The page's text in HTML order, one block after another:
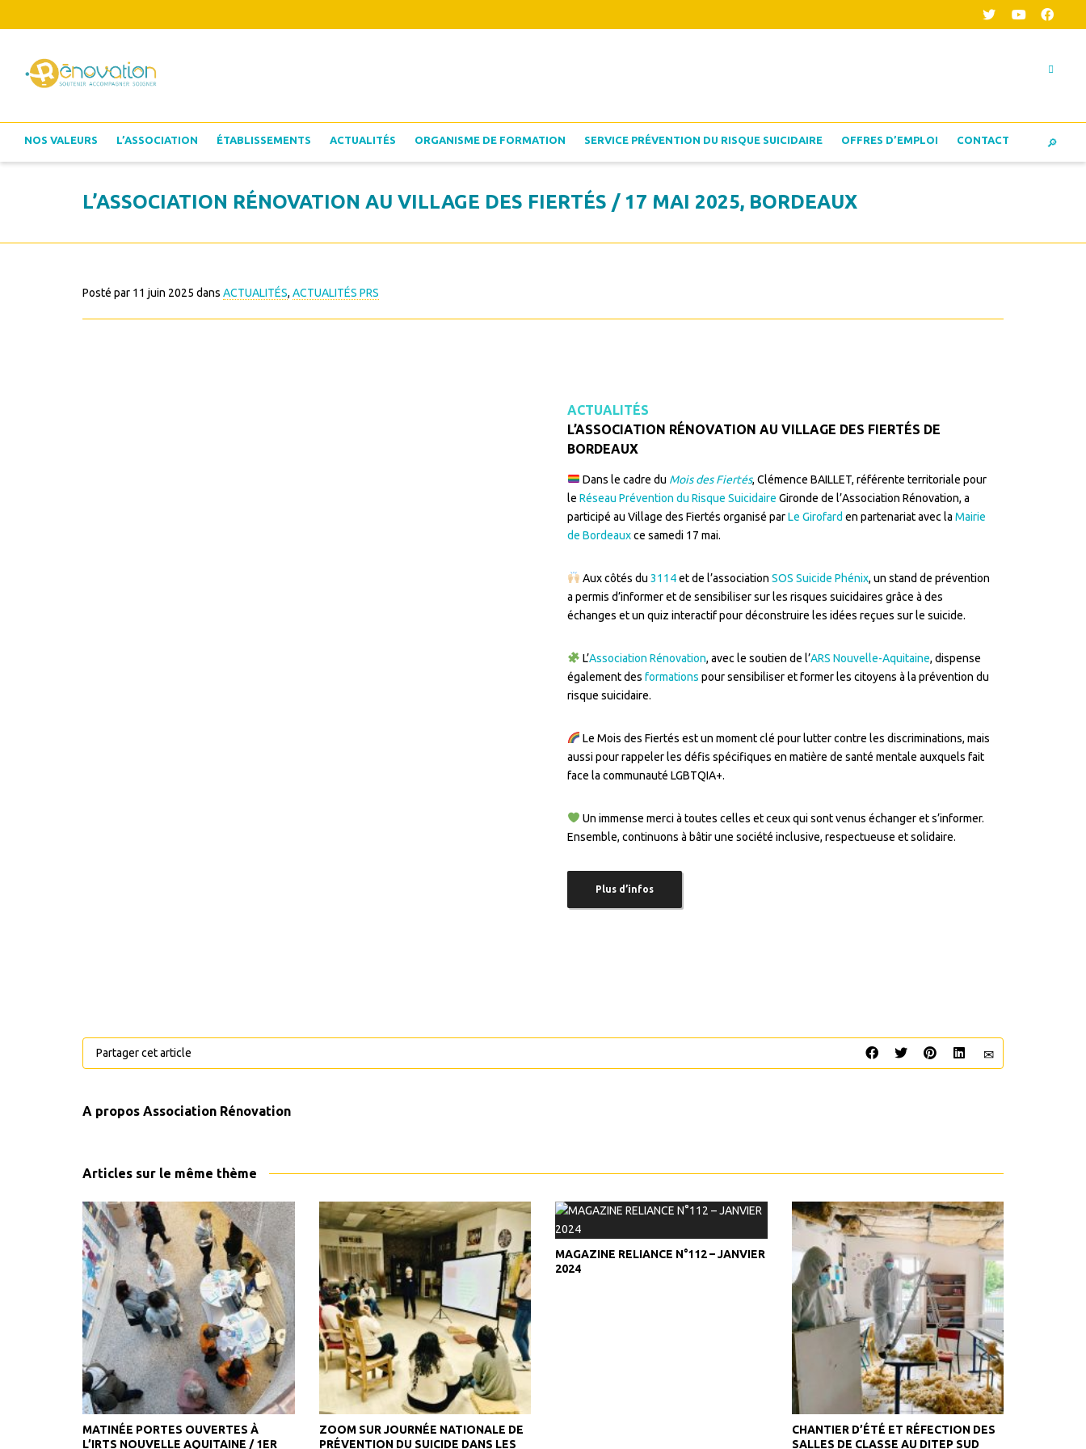
NOS VALEURS L’ASSOCIATION ÉTABLISSEMENTS ACTUALITÉS ORGANISME DE FORMATION SERVICE PRÉVENTION DU RISQUE SUICIDAIRE OFFRES D’EMPLOI CONTACT
L’ASSOCIATION RÉNOVATION AU VILLAGE DES FIERTÉS / 17 MAI 2025, BORDEAUX
Posté par 11 juin 2025 dans ACTUALITÉS, ACTUALITÉS PRS
ACTUALITÉS
L’ASSOCIATION RÉNOVATION AU VILLAGE DES FIERTÉS DE
BORDEAUX
Dans le cadre du Mois des Fiertés, Clémence BAILLET, référente territoriale pour
le Réseau Prévention du Risque Suicidaire Gironde de l’Association Rénovation, a
participé au Village des Fiertés organisé parLe Girofard en partenariat avec la Mairie
de Bordeauxce samedi 17 mai.
Aux côtés du 3114et de l’association SOS Suicide Phénix, un stand de prévention
a permis d’informer et de sensibiliser sur les risques suicidaires grâce à des
échanges et un quiz interactif pour déconstruire les idées reçues sur le suicide.
L’Association Rénovation, avec le soutien de l’ARS Nouvelle-Aquitaine, dispense
également des formations pour sensibiliser et former les citoyens à la prévention du
risque suicidaire.
Le Mois des Fiertés est un moment clé pour lutter contre les discriminations, mais
aussi pour rappeler les défis spécifiques en matière de santé mentale auxquels fait
face la communauté LGBTQIA+.
Un immense merci à toutes celles et ceux qui sont venus échanger et s’informer.
Ensemble, continuons à bâtir une société inclusive, respectueuse et solidaire.
Plus d’infos
Partager cet article
A propos Association Rénovation
Articles sur le même thème
MATINÉE PORTES OUVERTES À
L’IRTS NOUVELLE AQUITAINE / 1ER
ZOOM SUR JOURNÉE NATIONALE DE
PRÉVENTION DU SUICIDE DANS LES
MAGAZINE RELIANCE N°112 – JANVIER
2024
CHANTIER D’ÉTÉ ET RÉFECTION DES
SALLES DE CLASSE AU DITEP SUD